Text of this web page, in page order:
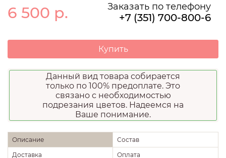
6 500 р. Заказать по телефону
+7 (351) 700-800-6
Купить
Данный вид товара собирается
только по 100% предоплате. Это
связано с необходимостью
подрезания цветов. Надеемся на
Ваше понимание.
Описание
Состав
Доставка
Оплата